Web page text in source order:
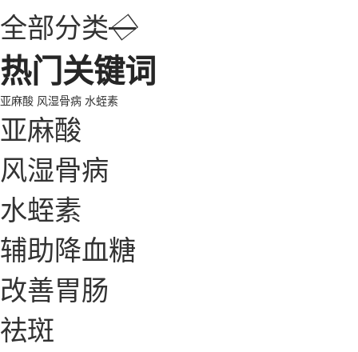
全部分类◇
热门关键词
亚麻酸 风湿骨病 水蛭素
亚麻酸
风湿骨病
水蛭素
辅助降血糖
改善胃肠
祛斑